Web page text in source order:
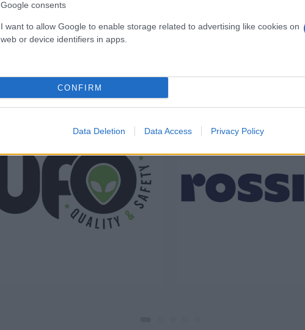
Google consents
I want to allow Google to enable storage related to advertising like cookies on
web or device identifiers in apps.
CONFIRM
Data Deletion Data Access Privacy Policy
I nostri Marchi